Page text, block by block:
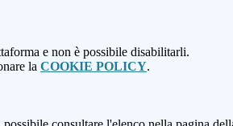
e non è possibile disabilitarli.
la COOKIE POLICY.